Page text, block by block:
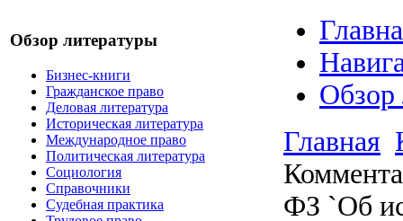
Обзор литературы
Бизнес-книги
Гражданское право
Деловая литература
Историческая литература
Международное право
Политическая литература
Социология
Справочники
Судебная практика
Обзор
Главная
ФЗ `Об